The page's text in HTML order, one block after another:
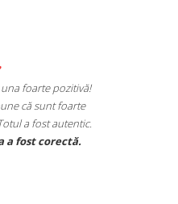
una foarte pozitivă!
că sunt foarte
a fost autentic.
a fost corectă.